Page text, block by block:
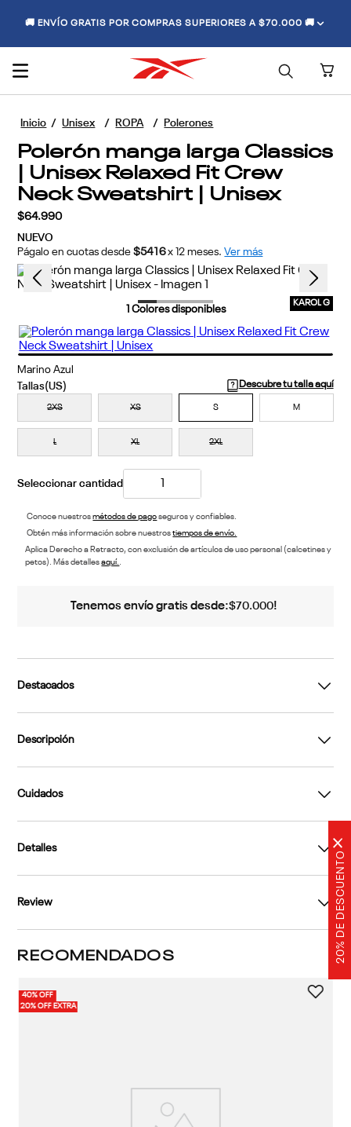
20% DE DESCUENTO
×
🚚 ENVÍO GRATIS POR COMPRAS SUPERIORES A $70.000 🚚
Unisex ROPA Polerones
Polerón manga larga Classics
| Unisex Relaxed Fit Crew
Neck Sweatshirt | Unisex
$64.990
NUEVO
Págalo en cuotas desde $5416 x 12 meses. Ver más
KAROL G
Colores disponibles
Marino Azul
Descubre tu talla aquí
2XS XS S M
L XL 2XL
Conoce nuestrosmétodos de pagoseguros y confiables.
Obtén más información sobre nuestrostiempos de envío.
Aplica Derecho a Retracto, con exclusión de artículos de uso personal (calcetines y
petos). Más detallesaquí..
Tenemos envío gratis desde:$70.000!
Destacados
Descripción
Cuidados
Detalles
Review
RECOMENDADOS
40% OFF
20% OFF EXTRA
$